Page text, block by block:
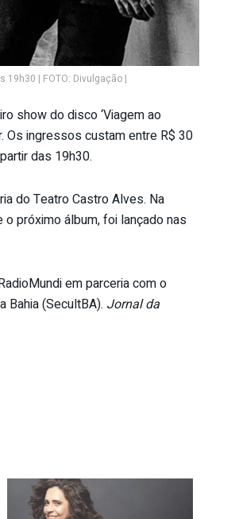
| FOTO: Divulgação |
show do disco ‘Viagem ao
Os ingressos custam entre R$ 30
das 19h30.
do Teatro Castro Alves. Na
o próximo álbum, foi lançado nas
em parceria com o
Bahia (SecultBA). Jornal da